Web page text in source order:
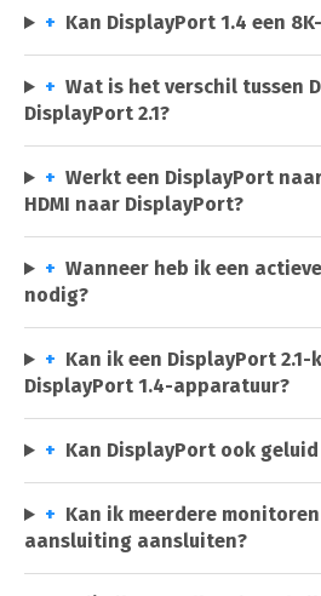
+ Kan DisplayPort 1.4 een
+ Wat is het verschil tussen
DisplayPort 2.1?
+ Werkt een DisplayPort
HDMI naar DisplayPort?
+ Wanneer heb ik een
nodig?
+ Kan ik een DisplayPort
DisplayPort 1.4-apparatuur?
+ Kan DisplayPort ook
+ Kan ik meerdere
aansluiting aansluiten?